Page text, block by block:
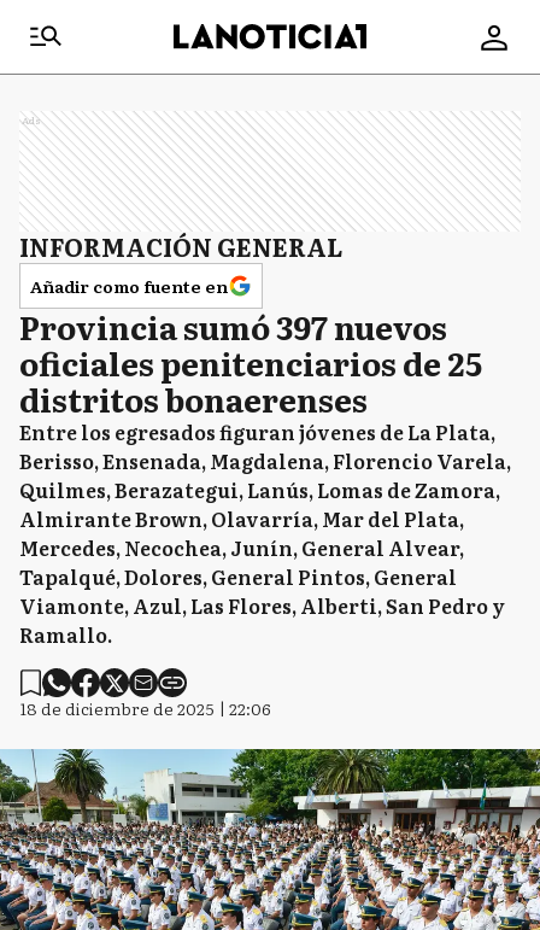
Ads
INFORMACIÓN GENERAL
Añadir como fuente en
Provincia sumó 397 nuevos
oficiales penitenciarios de 25
distritos bonaerenses
Entre los egresados figuran jóvenes de La Plata,
Berisso, Ensenada, Magdalena, Florencio Varela,
Quilmes, Berazategui, Lanús, Lomas de Zamora,
Almirante Brown, Olavarría, Mar del Plata,
Mercedes, Necochea, Junín, General Alvear,
Tapalqué, Dolores, General Pintos, General
Viamonte, Azul, Las Flores, Alberti, San Pedro y
Ramallo.
18 de diciembre de 2025 | 22:06